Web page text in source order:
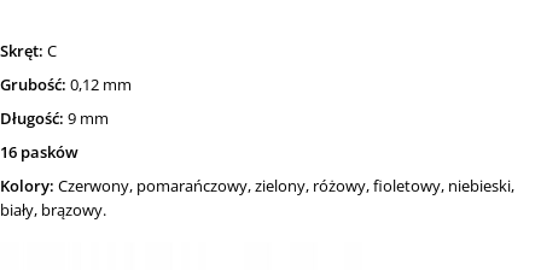
Skręt: C
Grubość: 0,12 mm
Długość: 9 mm
16 pasków
Kolory: Czerwony, pomarańczowy, zielony, różowy, fioletowy, niebieski,
biały, brązowy.